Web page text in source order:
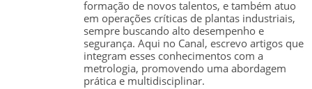
formação de novos talentos, e também atuo
em operações críticas de plantas industriais,
sempre buscando alto desempenho e
segurança. Aqui no Canal, escrevo artigos que
integram esses conhecimentos com a
metrologia, promovendo uma abordagem
prática e multidisciplinar.